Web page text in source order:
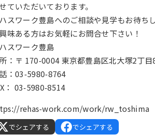
ていただいております。
スワーク豊島へのご相談や見学もお待ち
味ある方はお気軽にお問合せ下さい！
スワーク豊島
：〒 170-0004 東京都豊島区北大塚2丁
：03-5980-8764
： 03-5980-8514
rehas-work.com/work/rw_toshima
でシェアする でシェアする